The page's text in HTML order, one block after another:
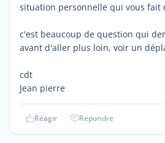
situation personnelle qui vous fait
c'est beaucoup de question qui
avant d'aller plus loin, voir un
cdt
Jean pierre
Réagir Répondre